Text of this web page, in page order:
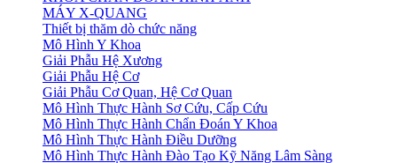
MÁY X-QUANG
Thiết bị thăm dò chức năng
Mô Hình Y Khoa
Giải Phẫu Hệ Xương
Giải Phẫu Hệ Cơ
Giải Phẫu Cơ Quan, Hệ Cơ Quan
Mô Hình Thực Hành Sơ Cứu, Cấp Cứu
Mô Hình Thực Hành Chẩn Đoán Y Khoa
Mô Hình Thực Hành Điều Dưỡng
Mô Hình Thực Hành Đào Tạo Kỹ Năng Lâm Sàng